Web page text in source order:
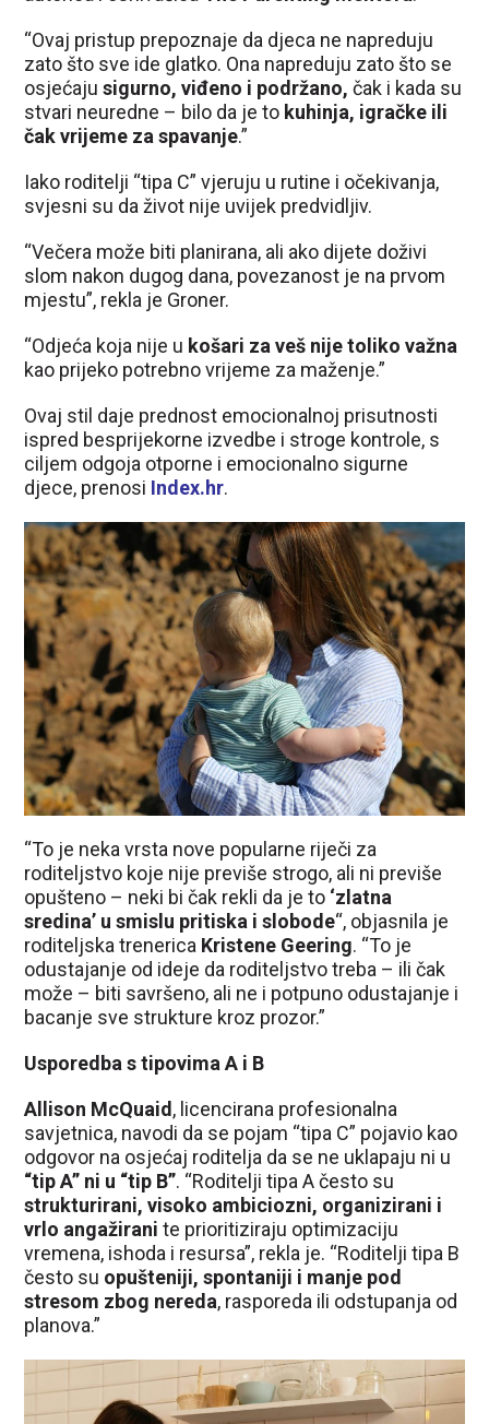
“Ovaj pristup prepoznaje da djeca ne napreduju
zato što sve ide glatko. Ona napreduju zato što se
osjećajusigurno, viđeno i podržano, čak i kada su
stvari neuredne – bilo da je to kuhinja, igračke ili
čak vrijeme za spavanje.”
Iako roditelji “tipa C” vjeruju u rutine i očekivanja,
svjesni su da život nije uvijek predvidljiv.
“Večera može biti planirana, ali ako dijete doživi
slom nakon dugog dana, povezanost je na prvom
mjestu”, rekla je Groner.
“Odjeća koja nije u košari za veš nije toliko važna
kao prijeko potrebno vrijeme za maženje.”
Ovaj stil daje prednost emocionalnoj prisutnosti
ispred besprijekorne izvedbe i stroge kontrole, s
ciljem odgoja otporne i emocionalno sigurne
djece, prenosi Index.hr.
“To je neka vrsta nove popularne riječi za
roditeljstvo koje nije previše strogo, ali ni previše
opušteno – neki bi čak rekli da je to ‘zlatna
sredina’ u smislu pritiska i slobode“, objasnila je
roditeljska trenerica Kristene Geering. “To je
odustajanje od ideje da roditeljstvo treba – ili čak
može – biti savršeno, ali ne i potpuno odustajanje i
bacanje sve strukture kroz prozor.”
Usporedba s tipovima A i B
Allison McQuaid, licencirana profesionalna
savjetnica, navodi da se pojam “tipa C” pojavio kao
odgovor na osjećaj roditelja da se ne uklapaju ni u
“tip A” ni u “tip B”. “Roditelji tipa A često su
strukturirani, visoko ambiciozni, organizirani i
vrlo angažirani te prioritiziraju optimizaciju
vremena, ishoda i resursa”, rekla je. “Roditelji tipa B
često su opušteniji, spontaniji i manje pod
stresom zbog nereda, rasporeda ili odstupanja od
planova.”